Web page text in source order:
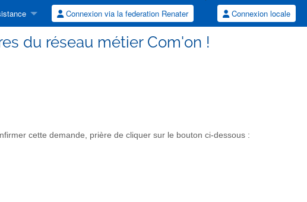
Connexion via la federation Renater Connexion locale
du réseau métier Com'on !
cette demande, prière de cliquer sur le bouton ci-dessous :